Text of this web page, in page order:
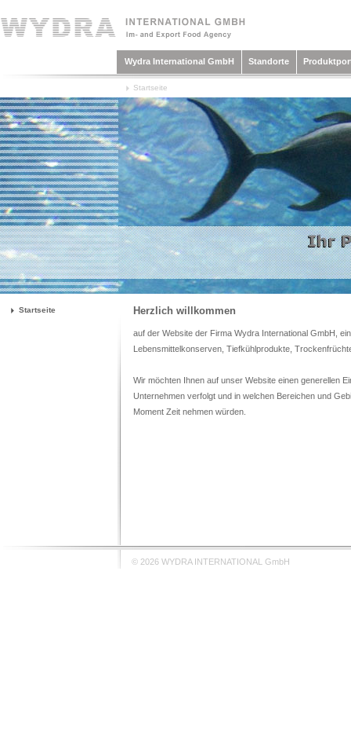
Wydra International GmbH Standorte
Startseite
Startseite Herzlich willkommen
auf der Website der Firma Wydra International GmbH,
Lebensmittelkonserven, Tiefkühlprodukte,
Wir möchten Ihnen auf unser Website einen generellen
Unternehmen verfolgt und in welchen Bereichen und
Moment Zeit nehmen würden.
© 2026 WYDRA INTERNATIONAL GmbH